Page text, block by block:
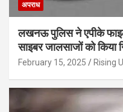
अपराध
लखनऊ पुलिस ने एपीके
साइबर जालसाजों को किया
February 15, 2025 Rising